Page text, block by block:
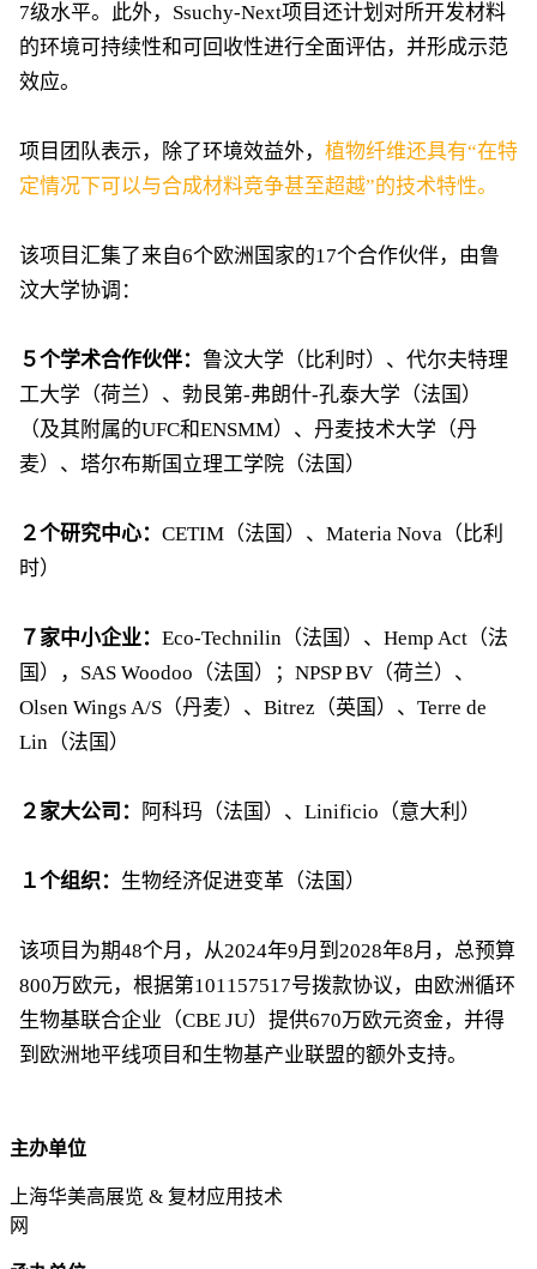
7级水平。此外，Ssuchy-Next项目还计划对所开发材料
的环境可持续性和可回收性进行全面评估，并形成示范
效应。
项目团队表示，除了环境效益外， 植物纤维还具有“在特
定情况下可以与合成材料竞争甚至超越”的技术特性。
该项目汇集了来自6个欧洲国家的17个合作伙伴，由鲁
汶大学协调：
５个学术合作伙伴： 鲁汶大学（比利时）、代尔夫特理
工大学（荷兰）、勃艮第-弗朗什-孔泰大学（法国）
（及其附属的UFC和ENSMM）、丹麦技术大学（丹
麦）、塔尔布斯国立理工学院（法国）
２个研究中心： CETIM（法国）、Materia Nova（比利
时）
７家中小企业： Eco-Technilin（法国）、Hemp Act（法
国），SAS Woodoo（法国）；NPSP BV（荷兰）、
Olsen Wings A/S（丹麦）、Bitrez（英国）、Terre de
Lin（法国）
２家大公司： 阿科玛（法国）、Linificio（意大利）
１个组织： 生物经济促进变革（法国）
该项目为期48个月，从2024年9月到2028年8月，总预算
800万欧元，根据第101157517号拨款协议，由欧洲循环
生物基联合企业（CBE JU）提供670万欧元资金，并得
到欧洲地平线项目和生物基产业联盟的额外支持。
主办单位
上海华美高展览 & 复材应用技术
网